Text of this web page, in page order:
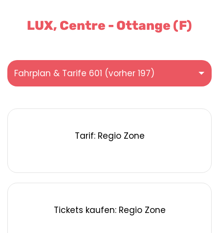
LUX, Centre - Ottange (F)
Fahrplan & Tarife 601 (vorher 197)
Tarif: Regio Zone
Tickets kaufen: Regio Zone